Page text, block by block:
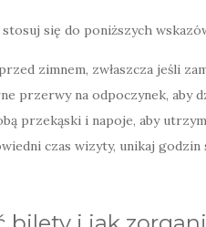
stosuj się do poniższych
zimnem, zwłaszcza jeśli
przerwy na odpoczynek, aby
przekąski i napoje, aby
czas wizyty, unikaj